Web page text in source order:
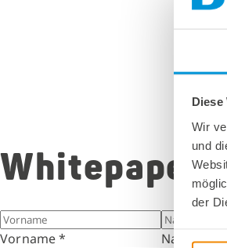
Wir
und
der
Whitepaper
Vorname*